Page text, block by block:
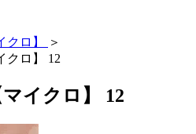
ロ】
＞
クロ】 12
イクロ】 12